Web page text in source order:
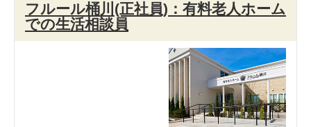
フルール桶川(正社員)：有料老人ホーム
での生活相談員